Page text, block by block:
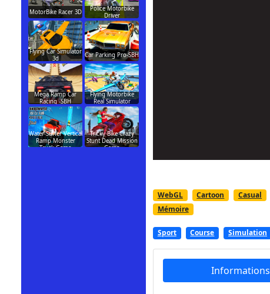
WebGL Cartoon Casual
Mémoire
Sport Course Simulation
Informations
MotorBike Racer 3D
Police Motorbike
Driver
Flying Car Simulator
3d
Car Parking Pro-SBH
Mega Ramp Car
Racing -SBH
Flying Motorbike
Real Simulator
Water Surfer Vertical
Ramp Monster
Truck Game
Tricky Bike Crazy
Stunt Dead Mission
Game